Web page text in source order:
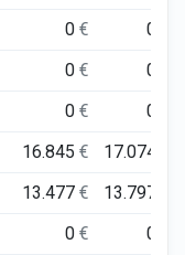
0€ 0
0€ 0
0€ 0
16.845€ 17.074
13.477€ 13.797
0€ 0